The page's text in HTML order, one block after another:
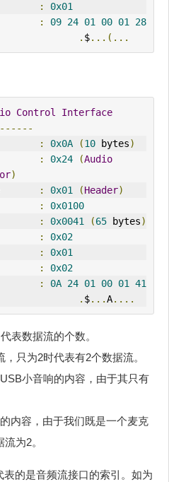
:
0x01
: 09 24 01 00 01
28
. $...(...
Control
Interface
------
: 0x0A (10 bytes)
: 0x24 (Audio
)
: 0x01 (Header)
:
0x0100
: 0x0041 (65 bytes)
:
0x02
:
0x01
:
0x02
: 0A 24 01 00 01
41
. $...A....
表数据流的个数。
只为2时代表有2个数据流。
小音响的内容，由于其只有
内容，由于我们既是一个麦克
为2。
的是音频流接口的索引。如为